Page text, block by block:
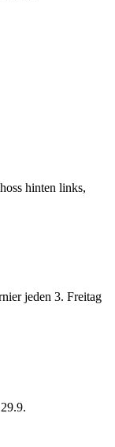
hinten links,
jeden 3. Freitag